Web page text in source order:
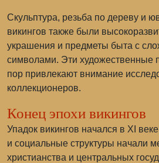
Скульптура, резьба по дереву и
викингов также были
украшения и предметы быта с
символами. Эти художественные
пор привлекают внимание
коллекционеров.
Конец эпохи викингов
Упадок викингов начался в XI
и социальные структуры начали
христианства и центральных